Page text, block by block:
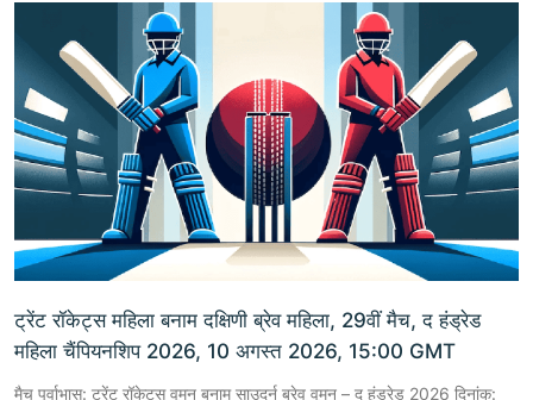
ट्रेंट रॉकेट्स महिला बनाम दक्षिणी ब्रेव महिला, 29वीं मैच, द हंड्रेड
महिला चैंपियनशिप 2026, 10 अगस्त 2026, 15:00 GMT
मैच पूर्वाभास: ट्रेंट रॉकेट्स वुमन बनाम साउदर्न ब्रेव वुमन – द हंड्रेड 2026 दिनांक: